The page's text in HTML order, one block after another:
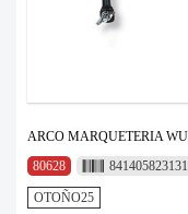
ARCO MARQUETERIA
80628
OTOÑO25